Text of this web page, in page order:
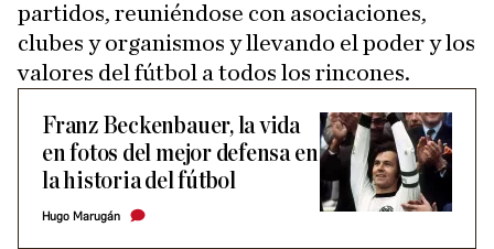
partidos, reuniéndose con asociaciones,
clubes y organismos y llevando el poder y los
valores del fútbol a todos los rincones.
Franz Beckenbauer, la vida
en fotos del mejor defensa en
la historia del fútbol
Hugo Marugán